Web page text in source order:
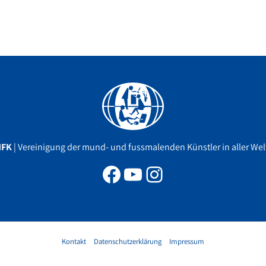
| Vereinigung der mund- und fussmalenden Künstler in aller
Facebook
YouTube
Instagram
Kontakt Datenschutzerklärung Impressum